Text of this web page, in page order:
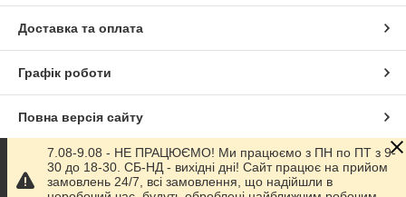
Доставка та оплата
Графік роботи
Повна версія сайту
Сайт створено на маркетплейсіProm.ua
7.08-9.08 - НЕ ПРАЦЮЄМО! Ми працюємо з ПН по ПТ з 9-
30 до 18-30. СБ-НД - вихідні дні! Сайт працює на прийом
замовлень 24/7, всі замовлення, що надійшли в